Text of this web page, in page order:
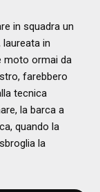
in squadra un
laureata in
moto ormai da
farebbero
tecnica
la barca a
quando la
la